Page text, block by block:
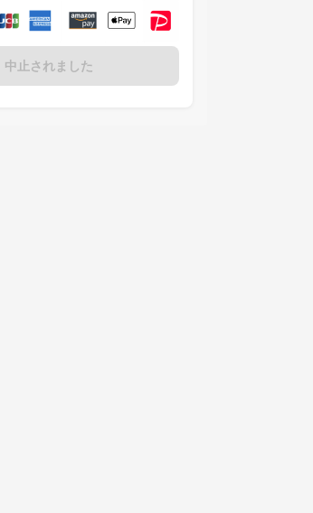
中止されました